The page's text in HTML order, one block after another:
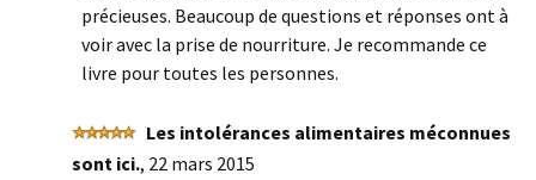
précieuses. Beaucoup de questions et réponses ont à
voir avec la prise de nourriture. Je recommande ce
livre pour toutes les personnes.
Les intolérances alimentaires méconnues
sont ici., 22 mars 2015